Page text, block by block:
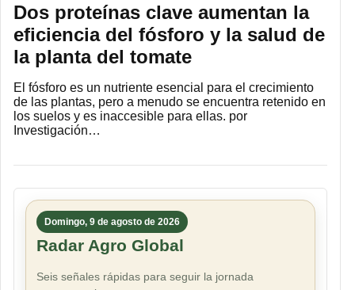
Dos proteínas clave aumentan la
eficiencia del fósforo y la salud de
la planta del tomate
El fósforo es un nutriente esencial para el crecimiento
de las plantas, pero a menudo se encuentra retenido en
los suelos y es inaccesible para ellas. por
Investigación…
Domingo, 9 de agosto de 2026
Radar Agro Global
Seis señales rápidas para seguir la jornada